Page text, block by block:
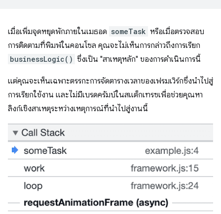
เมื่อเพิ่มจุดหยุดพักภายในเมธอด someTask หรือเมื่อตรวจสอบ
การติดตามที่พิมพ์ในคอนโซล คุณจะไม่เห็นการกล่าวถึงการเรียก
businessLogic() ซึ่งเป็น "สาเหตุหลัก" ของการดำเนินการนี้
แต่คุณจะเห็นเฉพาะตรรกะการจัดตารางเวลาของเฟรมเวิร์กซึ่งนำไปสู่
การเรียกใช้งาน และไม่มีเบรดครัมบ์ในสแต็กเทรซเพื่อช่วยคุณหา
ลิงก์เชิงสาเหตุระหว่างเหตุการณ์ที่นำไปสู่งานนี้